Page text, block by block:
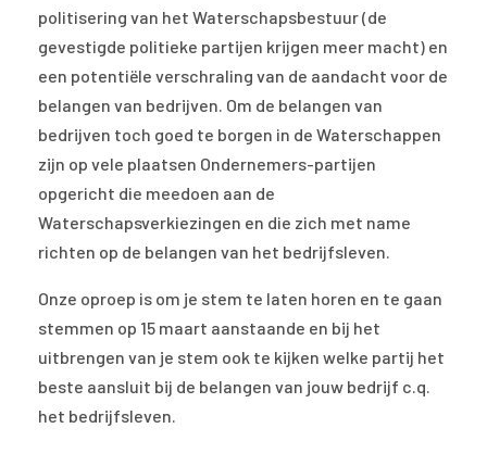
politisering van het Waterschapsbestuur (de
gevestigde politieke partijen krijgen meer macht) en
een potentiële verschraling van de aandacht voor de
belangen van bedrijven. Om de belangen van
bedrijven toch goed te borgen in de Waterschappen
zijn op vele plaatsen Ondernemers-partijen
opgericht die meedoen aan de
Waterschapsverkiezingen en die zich met name
richten op de belangen van het bedrijfsleven.
Onze oproep is om je stem te laten horen en te gaan
stemmen op 15 maart aanstaande en bij het
uitbrengen van je stem ook te kijken welke partij het
beste aansluit bij de belangen van jouw bedrijf c.q.
het bedrijfsleven.